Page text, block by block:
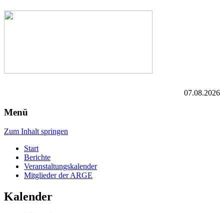
07.08.2026
Menü
Zum Inhalt springen
Start
Berichte
Veranstaltungskalender
Mitglieder der ARGE
Kalender